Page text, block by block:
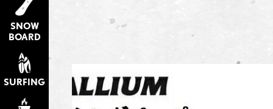
SNOW
BOARD
SURFING